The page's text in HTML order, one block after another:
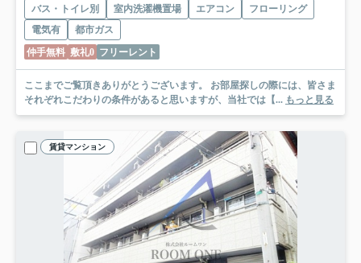
バス・トイレ別 室内洗濯機置場 エアコン
フローリング
電気有
都市ガス
仲手無料 敷礼0 フリーレント
ここまでご覧頂きありがとうございます。 お部屋探しの際には、皆さま
それぞれこだわりの条件があると思いますが、当社では【... もっと見る
賃貸マンション